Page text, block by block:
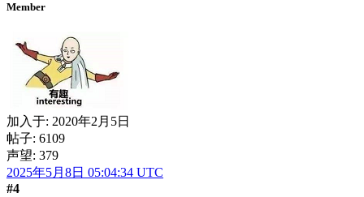
Member
加入于: 2020年2月5日
帖子: 6109
声望: 379
2025年5月8日 05:04:34 UTC
#4